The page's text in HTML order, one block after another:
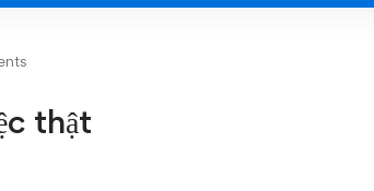
thật